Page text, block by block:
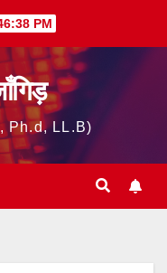
PM
Ph.d, LL.B)